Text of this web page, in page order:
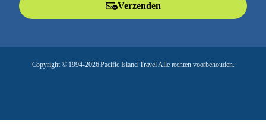
a
Verzenden
Copyright © 1994-2026 Pacific Island Travel Alle rechten voorbehouden.